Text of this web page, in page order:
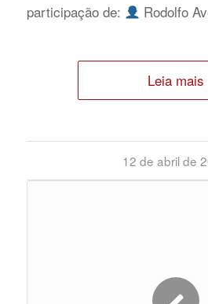
participação de:
Rodolfo
Leia mais
12 de abril de